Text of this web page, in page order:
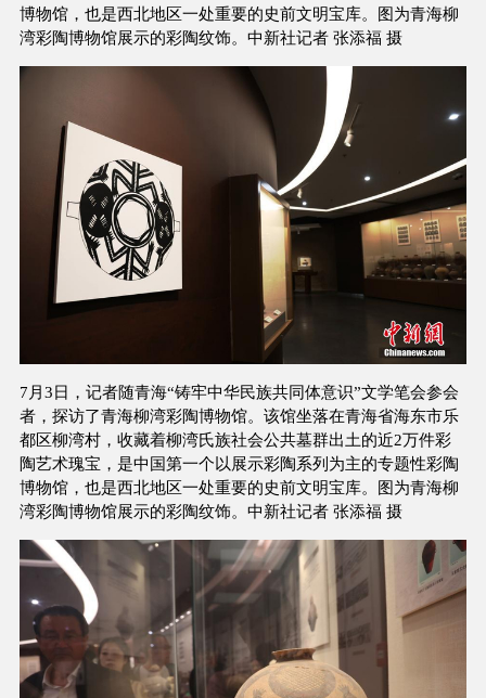
博物馆，也是西北地区一处重要的史前文明宝库。图为青海柳
湾彩陶博物馆展示的彩陶纹饰。中新社记者 张添福 摄
7月3日，记者随青海“铸牢中华民族共同体意识”文学笔会参会
者，探访了青海柳湾彩陶博物馆。该馆坐落在青海省海东市乐
都区柳湾村，收藏着柳湾氏族社会公共墓群出土的近2万件彩
陶艺术瑰宝，是中国第一个以展示彩陶系列为主的专题性彩陶
博物馆，也是西北地区一处重要的史前文明宝库。图为青海柳
湾彩陶博物馆展示的彩陶纹饰。中新社记者 张添福 摄